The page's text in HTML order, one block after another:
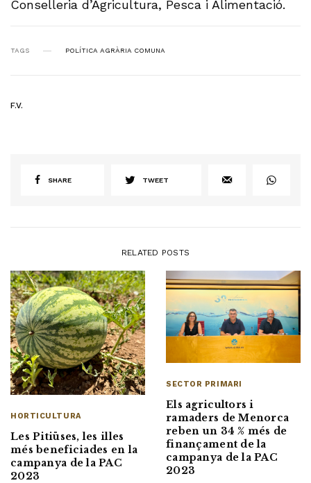
Conselleria d’Agricultura, Pesca i Alimentació.
TAGS POLÍTICA AGRÀRIA COMUNA
F.V.
SHARE TWEET
RELATED POSTS
HORTICULTURA
Les Pitiüses, les illes
més beneficiades en la
campanya de la PAC
2023
SECTOR PRIMARI
Els agricultors i
ramaders de Menorca
reben un 34 % més de
finançament de la
campanya de la PAC
2023